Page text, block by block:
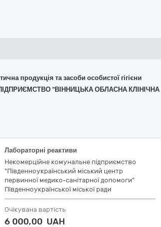
продукція та засоби особистої гігієни
ПІДПРИЄМСТВО "ВІННИЦЬКА ОБЛАСНА
Лабораторні реактиви
Некомерційне комунальне підприємство
"Південноукраїнський міський центр
первинної медико-санітарної допомоги"
Південноукраїнської міської ради
Очікувана вартість
6 000,00 UAH